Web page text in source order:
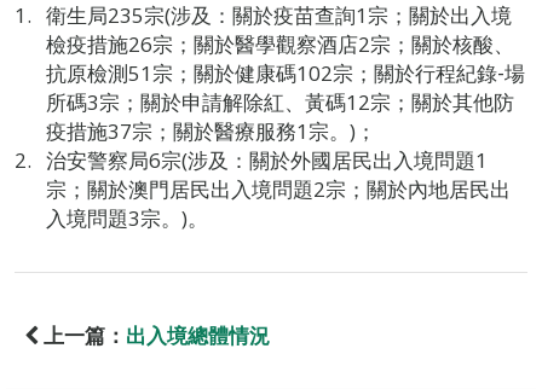
衛生局235宗(涉及：關於疫苗查詢1宗；關於出入境
檢疫措施26宗；關於醫學觀察酒店2宗；關於核酸、
抗原檢測51宗；關於健康碼102宗；關於行程紀錄‐場
所碼3宗；關於申請解除紅、黃碼12宗；關於其他防
疫措施37宗；關於醫療服務1宗。)；
治安警察局6宗(涉及：關於外國居民出入境問題1
宗；關於澳門居民出入境問題2宗；關於內地居民出
入境問題3宗。)。
上一篇： 出入境總體情況